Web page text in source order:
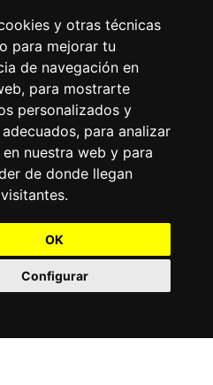
y otras técnicas
para mejorar tu
de navegación en
para mostrarte
personalizados y
para analizar
nuestra web y para
de donde llegan
OK
Configurar
Autocaravanas Yakart Vitoria
· Todos los derechos reservados